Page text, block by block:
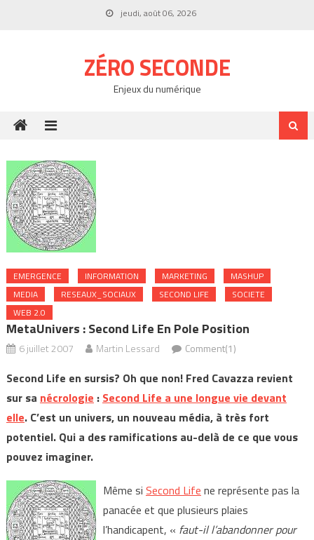
jeudi, août 06, 2026
ZÉRO SECONDE
Enjeux du numérique
EMERGENCE INFORMATION MARKETING
MASHUP
MEDIA
RESEAUX_SOCIAUX SECOND LIFE
SOCIETE
WEB 2.0
MetaUnivers : Second Life En Pole Position
6 juillet 2007 Martin Lessard Comment(1)
Second Life en sursis? Oh que non! Fred Cavazza revient
sur sa nécrologie : Second Life a une longue vie devant
elle. C’est un univers, un nouveau média, à très fort
potentiel. Qui a des ramifications au-delà de ce que vous
pouvez imaginer.
Même si Second Life ne représente pas la
panacée et que plusieurs plaies
l’handicapent, « faut-il l’abandonner pour